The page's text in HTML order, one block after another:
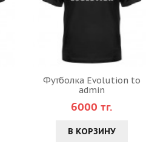
Футболка Evolution to
admin
6000 тг.
В КОРЗИНУ